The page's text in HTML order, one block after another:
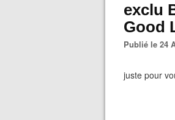
exclu
Good
Publié le 24
juste pour